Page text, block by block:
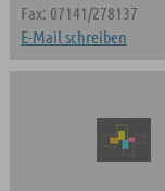
Fax: 07141/278137
E-Mail schreiben